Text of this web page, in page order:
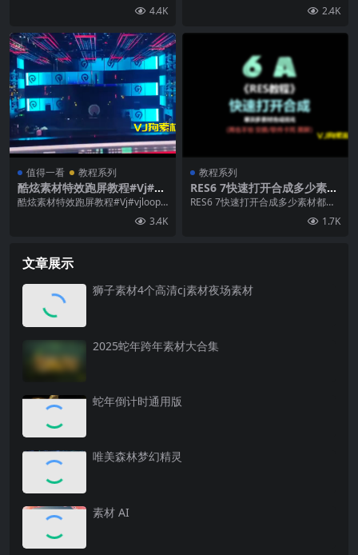
4.4K
2.4K
值得一看 教程系列
酷炫素材特效跑屏教程#Vj#vjl
oop#vj特效
酷炫素材特效跑屏教程#Vj#vjloop#
3.4K
教程系列
RES6 7快速打开合成多少素材
都是一分钟之内打开
RES6 7快速打开合成多少素材都是
1.7K
文章展示
狮子素材4个高清cj素材夜场素材
2025蛇年跨年素材大合集
蛇年倒计时通用版
唯美森林梦幻精灵
素材 AI